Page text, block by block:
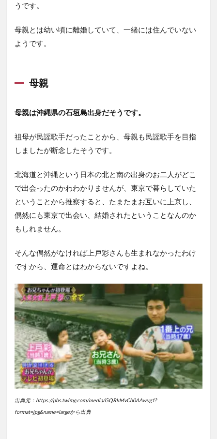
うです。
母親とは幼い頃に離婚していて、一緒には住んでいない
ようです。
母親
母親は沖縄県の石垣島出身だそうです。
祖母が民謡歌手だったことから、母親も民謡歌手を目指
しましたが断念したそうです。
北海道と沖縄という日本の北と南の出身のお二人がどこ
で出会ったのかわわかりませんが、東京で暮らしていた
ということから推察すると、たまたまお互いに上京し、
偶然にも東京で出会い、結婚されたということなんのか
もしれません。
そんな偶然がなければ上戸彩さんも生まれなかったわけ
ですから、運命とはわからないですよね。
出典元：https://pbs.twimg.com/media/GQRkMvCb0AAwug1?
format=jpg&name=largeから出典